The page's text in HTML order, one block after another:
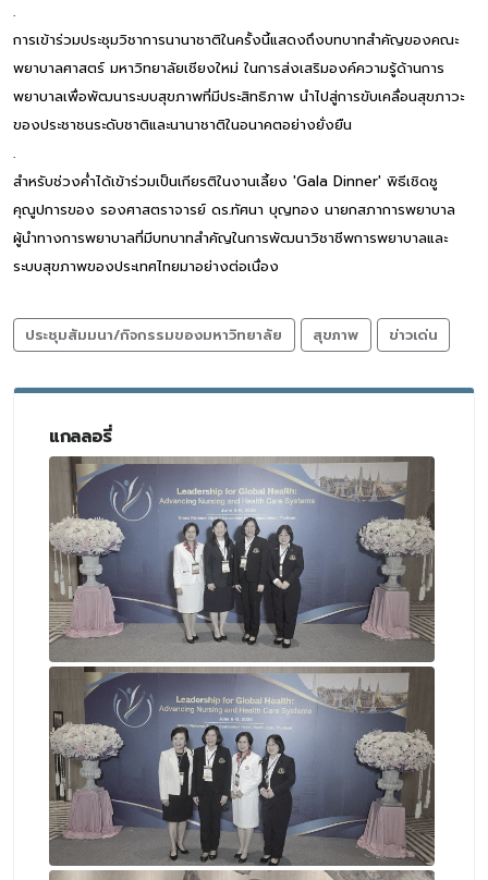
.
การเข้าร่วมประชุมวิชาการนานาชาติในครั้งนี้แสดงถึงบทบาทสำคัญของคณะ
พยาบาลศาสตร์ มหาวิทยาลัยเชียงใหม่ ในการส่งเสริมองค์ความรู้ด้านการ
พยาบาลเพื่อพัฒนาระบบสุขภาพที่มีประสิทธิภาพ นำไปสู่การขับเคลื่อนสุขภาวะ
ของประชาชนระดับชาติและนานาชาติในอนาคตอย่างยั่งยืน
.
สำหรับช่วงค่ำได้เข้าร่วมเป็นเกียรติในงานเลี้ยง 'Gala Dinner' พิธีเชิดชู
คุณูปการของ รองศาสตราจารย์ ดร.ทัศนา บุญทอง นายกสภาการพยาบาล
ผู้นำทางการพยาบาลที่มีบทบาทสำคัญในการพัฒนาวิชาชีพการพยาบาลและ
ระบบสุขภาพของประเทศไทยมาอย่างต่อเนื่อง
ประชุมสัมมนา/กิจกรรมของมหาวิทยาลัย สุขภาพ ข่าวเด่น
แกลลอรี่